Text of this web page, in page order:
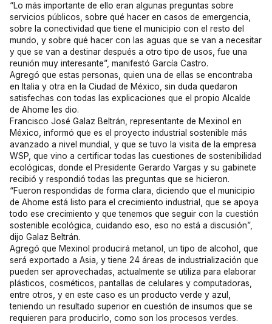
“Lo más importante de ello eran algunas preguntas sobre
servicios públicos, sobre qué hacer en casos de emergencia,
sobre la conectividad que tiene el municipio con el resto del
mundo, y sobre qué hacer con las aguas que se van a necesitar
y que se van a destinar después a otro tipo de usos, fue una
reunión muy interesante”, manifestó García Castro.
Agregó que estas personas, quien una de ellas se encontraba
en Italia y otra en la Ciudad de México, sin duda quedaron
satisfechas con todas las explicaciones que el propio Alcalde
de Ahome les dio.
Francisco José Galaz Beltrán, representante de Mexinol en
México, informó que es el proyecto industrial sostenible más
avanzado a nivel mundial, y que se tuvo la visita de la empresa
WSP, que vino a certificar todas las cuestiones de sostenibilidad
ecológicas, donde el Presidente Gerardo Vargas y su gabinete
recibió y respondió todas las preguntas que se hicieron.
“Fueron respondidas de forma clara, diciendo que el municipio
de Ahome está listo para el crecimiento industrial, que se apoya
todo ese crecimiento y que tenemos que seguir con la cuestión
sostenible ecológica, cuidando eso, eso no está a discusión”,
dijo Galaz Beltrán.
Agregó que Mexinol producirá metanol, un tipo de alcohol, que
será exportado a Asia, y tiene 24 áreas de industrialización que
pueden ser aprovechadas, actualmente se utiliza para elaborar
plásticos, cosméticos, pantallas de celulares y computadoras,
entre otros, y en este caso es un producto verde y azul,
teniendo un resultado superior en cuestión de insumos que se
requieren para producirlo, como son los procesos verdes.